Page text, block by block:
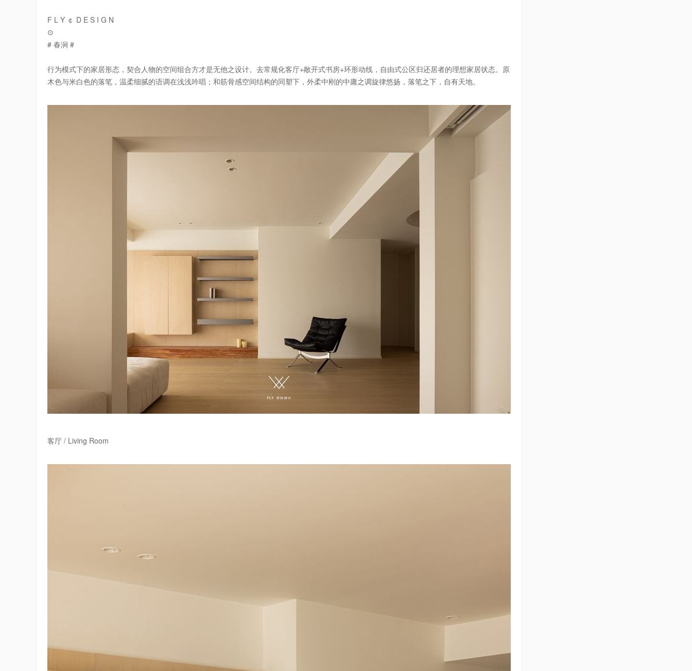
F L Y ￠ D E S I G N
⊙
# 春涧 #
行为模式下的家居形态，契合人物的空间组合方才是无他之设计。去常规化客厅+敞开式书房+环形动线，自由式公区归还居者的理想家居状态。原
木色与米白色的落笔，温柔细腻的语调在浅浅吟唱；和筋骨感空间结构的同塑下，外柔中刚的中庸之调旋律悠扬，落笔之下，自有天地。
‍客厅 / Living Room